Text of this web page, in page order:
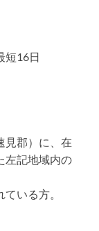
短16日
見郡）に、在
左記地域内の
いる方。